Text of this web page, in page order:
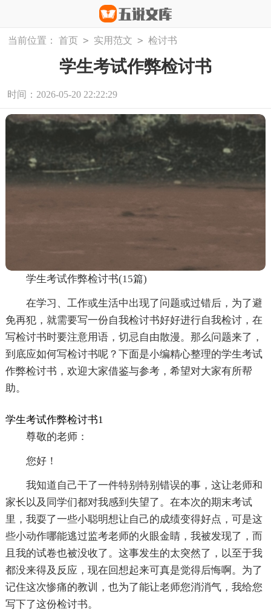
当前位置： 首页 > 实用范文 > 检讨书
学生考试作弊检讨书
时间：2026-05-20 22:22:29
学生考试作弊检讨书(15篇)
在学习、工作或生活中出现了问题或过错后，为了避
免再犯，就需要写一份自我检讨书好好进行自我检讨，在
写检讨书时要注意用语，切忌自由散漫。那么问题来了，
到底应如何写检讨书呢？下面是小编精心整理的学生考试
作弊检讨书，欢迎大家借鉴与参考，希望对大家有所帮
助。
学生考试作弊检讨书1
尊敬的老师：
您好！
我知道自己干了一件特别特别错误的事，这让老师和
家长以及同学们都对我感到失望了。在本次的期末考试
里，我耍了一些小聪明想让自己的成绩变得好点，可是这
些小动作哪能逃过监考老师的火眼金睛，我被发现了，而
且我的试卷也被没收了。这事发生的太突然了，以至于我
都没来得及反应，现在回想起来可真是觉得后悔啊。为了
记住这次惨痛的教训，也为了能让老师您消消气，我给您
写下了这份检讨书。